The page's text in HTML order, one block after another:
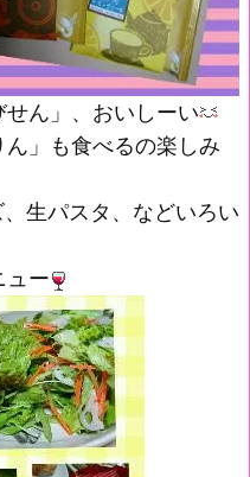
ん」、おいしーい
」も食べるの楽しみ
生パスタ、などいろい
ュー